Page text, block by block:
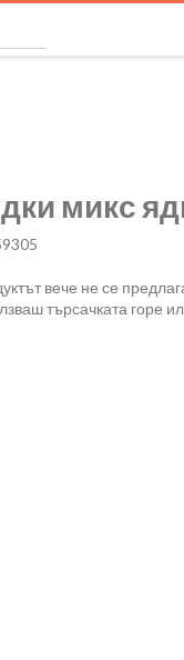
микс
вече не се
търсачката горе